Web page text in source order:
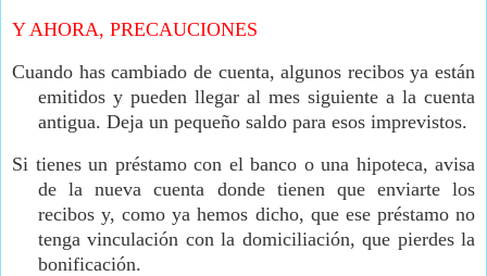
Y AHORA, PRECAUCIONES
Cuando has cambiado de cuenta, algunos recibos ya están
emitidos y pueden llegar al mes siguiente a la cuenta
antigua. Deja un pequeño saldo para esos imprevistos.
Si tienes un préstamo con el banco o una hipoteca, avisa
de la nueva cuenta donde tienen que enviarte los
recibos y, como ya hemos dicho, que ese préstamo no
tenga vinculación con la domiciliación, que pierdes la
bonificación.